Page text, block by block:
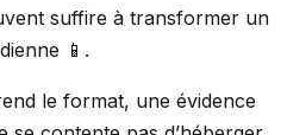
suffire à transformer un
📱.
le format, une évidence